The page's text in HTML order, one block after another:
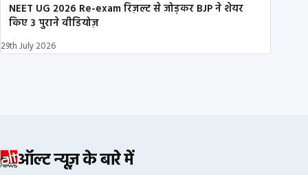
NEET UG 2026 Re-exam रिज़ल्ट से जोड़कर BJP ने शेयर
किए 3 पुराने वीडियोज़
29th July 2026
ऑल्ट न्यूज़ के बारे में